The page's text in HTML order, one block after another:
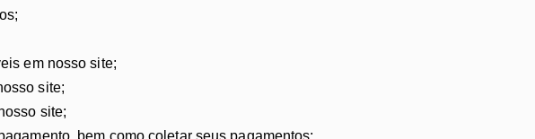
em nosso site;
site;
site;
bem como coletar seus pagamentos;